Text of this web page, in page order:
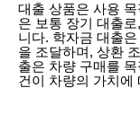
대출 상품은 사용
은 보통 장기 대출
니다. 학자금 대출
을 조달하며, 상환
출은 차량 구매를
건이 차량의 가치에